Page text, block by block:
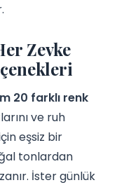
Zevke
20 farklı renk
ve ruh
eşsiz bir
tonlardan
İster günlük